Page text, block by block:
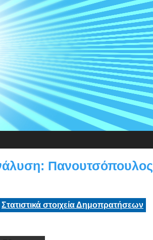
Πανουτσόπουλος
Στατιστικά στοιχεία Δημοπρατήσεων